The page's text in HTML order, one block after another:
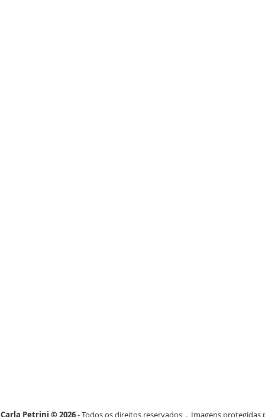
Carla Petrini © 2026- Todos os direitos reservados . Imagens